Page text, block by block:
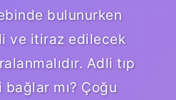
bulunurken
ve itiraz edilecek
Adli tıp
mı? Çoğu